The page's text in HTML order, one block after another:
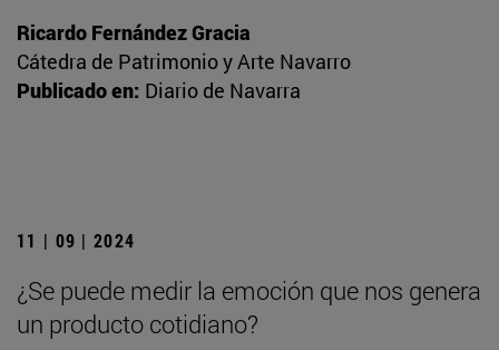
Ricardo Fernández Gracia
Cátedra de Patrimonio y Arte Navarro
Publicado en: Diario de Navarra
11 | 09 | 2024
¿Se puede medir la emoción que nos genera
un producto cotidiano?